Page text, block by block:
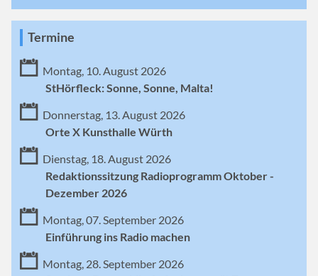
Termine
Montag, 10. August 2026
StHörfleck: Sonne, Sonne, Malta!
Donnerstag, 13. August 2026
Orte X Kunsthalle Würth
Dienstag, 18. August 2026
Redaktionssitzung Radioprogramm Oktober -
Dezember 2026
Montag, 07. September 2026
Einführung ins Radio machen
Montag, 28. September 2026